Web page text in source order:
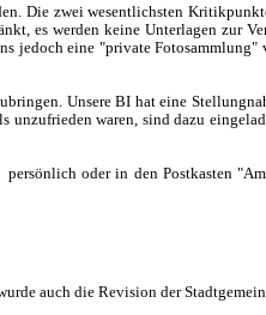
Die zwei wesentlichsten
es werden keine Unterlagen zur
jedoch eine "private Fotosammlung"
Unsere BI hat eine
waren, sind dazu
oder in den Postkasten
auch die Revision der